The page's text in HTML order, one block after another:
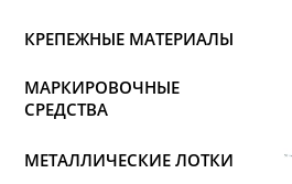
КРЕПЕЖНЫЕ МАТЕРИАЛЫ
МАРКИРОВОЧНЫЕ
СРЕДСТВА
МЕТАЛЛИЧЕСКИЕ ЛОТКИ